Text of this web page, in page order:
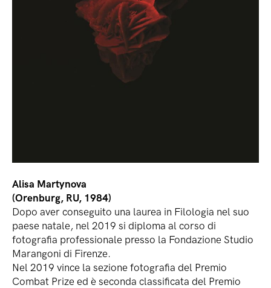
Alisa Martynova
(Orenburg, RU, 1984)
Dopo aver conseguito una laurea in Filologia nel suo
paese natale, nel 2019 si diploma al corso di
fotografia professionale presso la Fondazione Studio
Marangoni di Firenze.
Nel 2019 vince la sezione fotografia del Premio
Combat Prize ed è seconda classificata del Premio